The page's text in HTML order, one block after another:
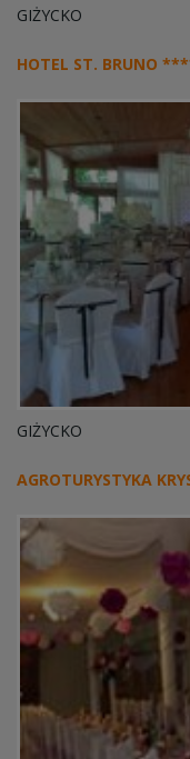
GIŻYCKO
HOTEL ST. BRUNO
GIŻYCKO
AGROTURYSTYKA